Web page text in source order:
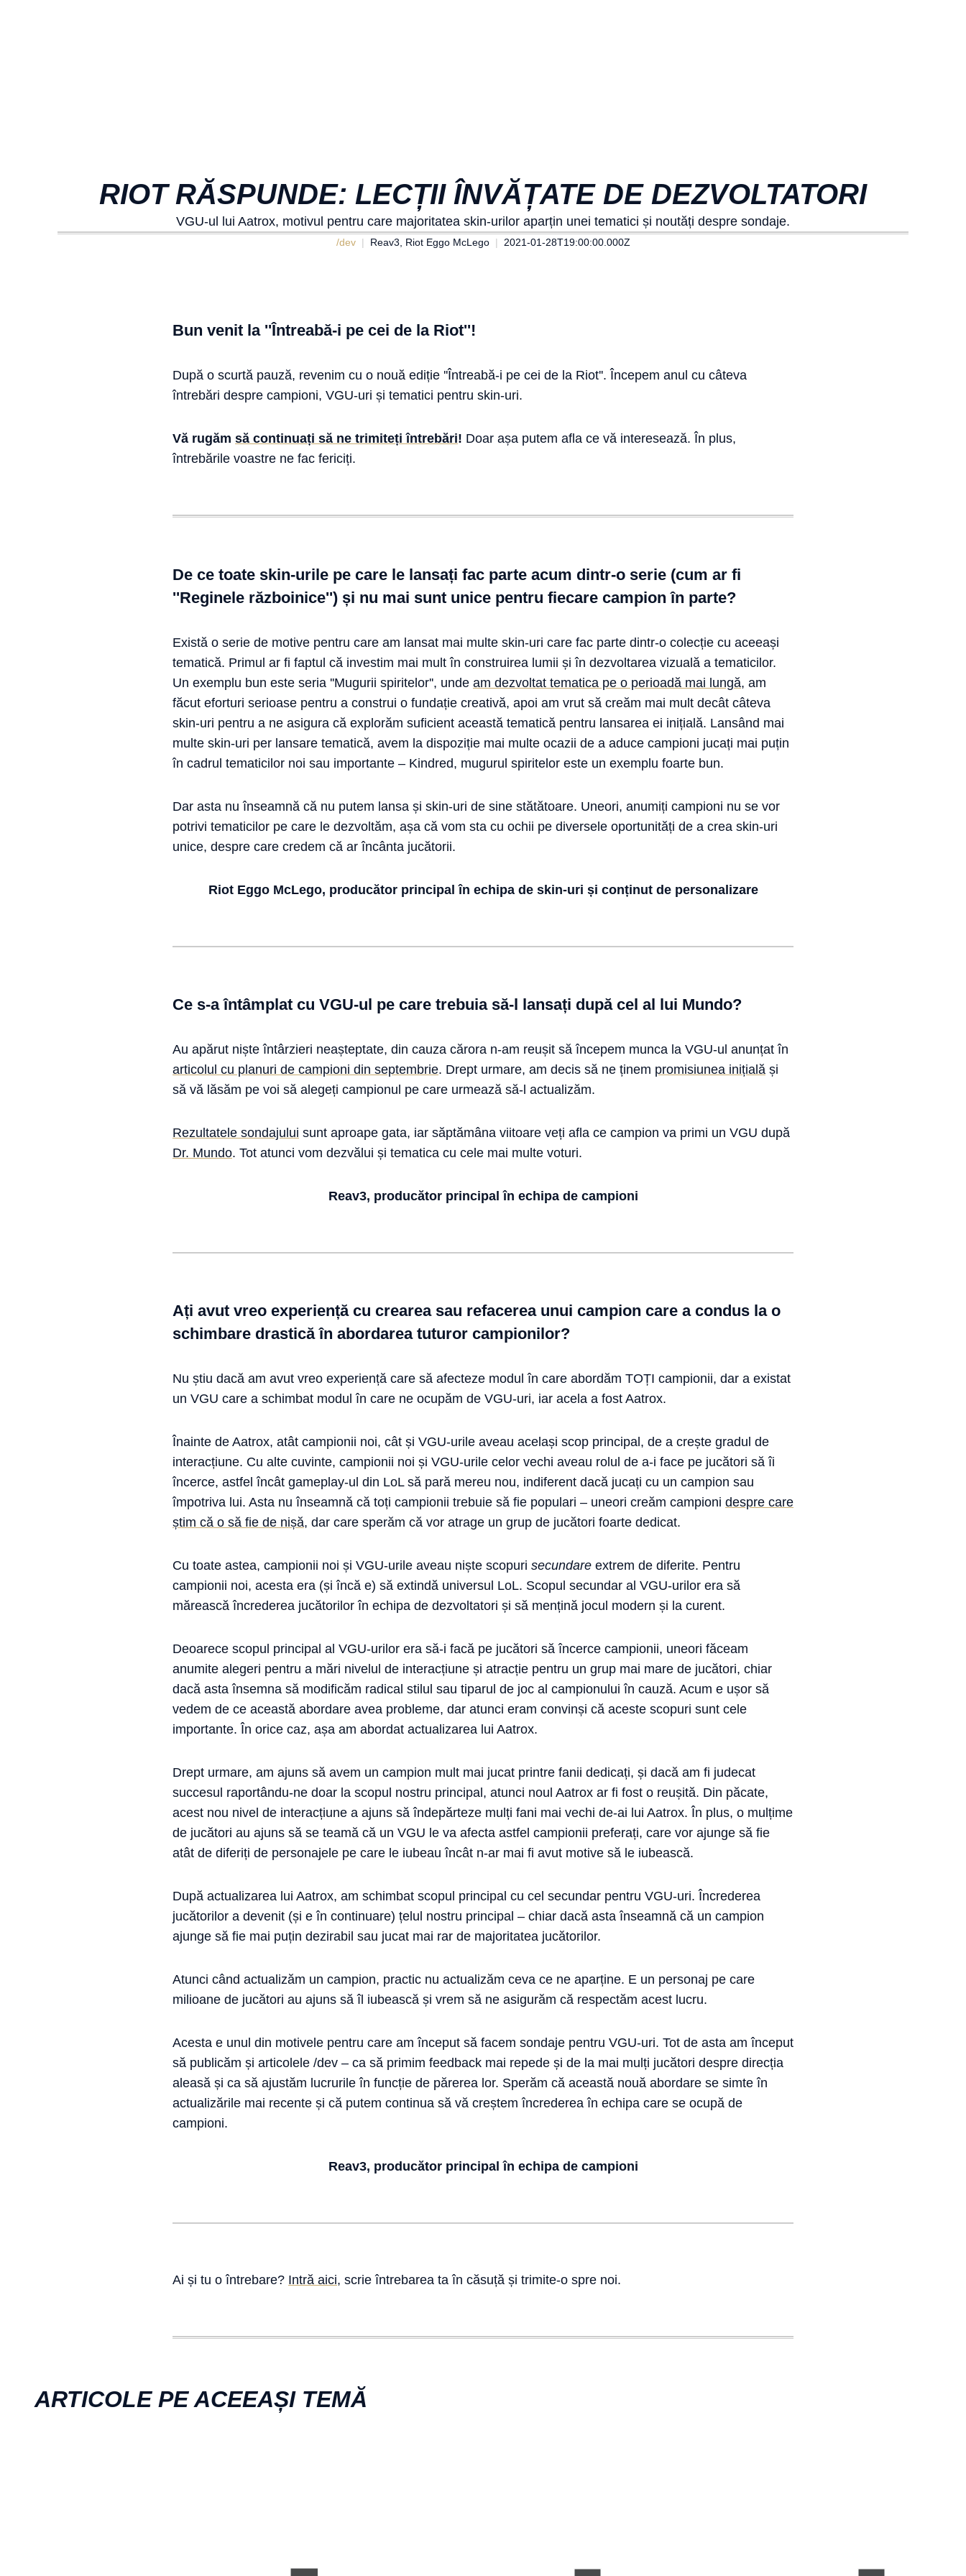
RIOT RĂSPUNDE: LECȚII ÎNVĂȚATE DE DEZVOLTATORI
VGU-ul lui Aatrox, motivul pentru care majoritatea skin-urilor aparțin unei tematici și noutăți despre sondaje.
/dev Reav3, Riot Eggo McLego 2021-01-28T19:00:00.000Z
Bun venit la ''Întreabă-i pe cei de la Riot''!
După o scurtă pauză, revenim cu o nouă ediție ''Întreabă-i pe cei de la Riot''. Începem anul cu câteva
întrebări despre campioni, VGU-uri și tematici pentru skin-uri.
Vă rugăm să continuați să ne trimiteți întrebări! Doar așa putem afla ce vă interesează. În plus,
întrebările voastre ne fac fericiți.
De ce toate skin-urile pe care le lansați fac parte acum dintr-o serie (cum ar fi
''Reginele războinice'') și nu mai sunt unice pentru fiecare campion în parte?
Există o serie de motive pentru care am lansat mai multe skin-uri care fac parte dintr-o colecție cu aceeași
tematică. Primul ar fi faptul că investim mai mult în construirea lumii și în dezvoltarea vizuală a tematicilor.
Un exemplu bun este seria ''Mugurii spiritelor'', unde am dezvoltat tematica pe o perioadă mai lungă, am
făcut eforturi serioase pentru a construi o fundație creativă, apoi am vrut să creăm mai mult decât câteva
skin-uri pentru a ne asigura că explorăm suficient această tematică pentru lansarea ei inițială. Lansând mai
multe skin-uri per lansare tematică, avem la dispoziție mai multe ocazii de a aduce campioni jucați mai puțin
în cadrul tematicilor noi sau importante – Kindred, mugurul spiritelor este un exemplu foarte bun.
Dar asta nu înseamnă că nu putem lansa și skin-uri de sine stătătoare. Uneori, anumiți campioni nu se vor
potrivi tematicilor pe care le dezvoltăm, așa că vom sta cu ochii pe diversele oportunități de a crea skin-uri
unice, despre care credem că ar încânta jucătorii.
Riot Eggo McLego, producător principal în echipa de skin-uri și conținut de personalizare
Ce s-a întâmplat cu VGU-ul pe care trebuia să-l lansați după cel al lui Mundo?
Au apărut niște întârzieri neașteptate, din cauza cărora n-am reușit să începem munca la VGU-ul anunțat în
articolul cu planuri de campioni din septembrie. Drept urmare, am decis să ne ținem promisiunea inițială și
să vă lăsăm pe voi să alegeți campionul pe care urmează să-l actualizăm.
Rezultatele sondajului sunt aproape gata, iar săptămâna viitoare veți afla ce campion va primi un VGU după
Dr. Mundo. Tot atunci vom dezvălui și tematica cu cele mai multe voturi.
Reav3, producător principal în echipa de campioni
Ați avut vreo experiență cu crearea sau refacerea unui campion care a condus la o
schimbare drastică în abordarea tuturor campionilor?
Nu știu dacă am avut vreo experiență care să afecteze modul în care abordăm TOȚI campionii, dar a existat
un VGU care a schimbat modul în care ne ocupăm de VGU-uri, iar acela a fost Aatrox.
Înainte de Aatrox, atât campionii noi, cât și VGU-urile aveau același scop principal, de a crește gradul de
interacțiune. Cu alte cuvinte, campionii noi și VGU-urile celor vechi aveau rolul de a-i face pe jucători să îi
încerce, astfel încât gameplay-ul din LoL să pară mereu nou, indiferent dacă jucați cu un campion sau
împotriva lui. Asta nu înseamnă că toți campionii trebuie să fie populari – uneori creăm campioni despre care
știm că o să fie de nișă, dar care sperăm că vor atrage un grup de jucători foarte dedicat.
Cu toate astea, campionii noi și VGU-urile aveau niște scopuri secundare extrem de diferite. Pentru
campionii noi, acesta era (și încă e) să extindă universul LoL. Scopul secundar al VGU-urilor era să
mărească încrederea jucătorilor în echipa de dezvoltatori și să mențină jocul modern și la curent.
Deoarece scopul principal al VGU-urilor era să-i facă pe jucători să încerce campionii, uneori făceam
anumite alegeri pentru a mări nivelul de interacțiune și atracție pentru un grup mai mare de jucători, chiar
dacă asta însemna să modificăm radical stilul sau tiparul de joc al campionului în cauză. Acum e ușor să
vedem de ce această abordare avea probleme, dar atunci eram convinși că aceste scopuri sunt cele
importante. În orice caz, așa am abordat actualizarea lui Aatrox.
Drept urmare, am ajuns să avem un campion mult mai jucat printre fanii dedicați, și dacă am fi judecat
succesul raportându-ne doar la scopul nostru principal, atunci noul Aatrox ar fi fost o reușită. Din păcate,
acest nou nivel de interacțiune a ajuns să îndepărteze mulți fani mai vechi de-ai lui Aatrox. În plus, o mulțime
de jucători au ajuns să se teamă că un VGU le va afecta astfel campionii preferați, care vor ajunge să fie
atât de diferiți de personajele pe care le iubeau încât n-ar mai fi avut motive să le iubească.
După actualizarea lui Aatrox, am schimbat scopul principal cu cel secundar pentru VGU-uri. Încrederea
jucătorilor a devenit (și e în continuare) țelul nostru principal – chiar dacă asta înseamnă că un campion
ajunge să fie mai puțin dezirabil sau jucat mai rar de majoritatea jucătorilor.
Atunci când actualizăm un campion, practic nu actualizăm ceva ce ne aparține. E un personaj pe care
milioane de jucători au ajuns să îl iubească și vrem să ne asigurăm că respectăm acest lucru.
Acesta e unul din motivele pentru care am început să facem sondaje pentru VGU-uri. Tot de asta am început
să publicăm și articolele /dev – ca să primim feedback mai repede și de la mai mulți jucători despre direcția
aleasă și ca să ajustăm lucrurile în funcție de părerea lor. Sperăm că această nouă abordare se simte în
actualizările mai recente și că putem continua să vă creștem încrederea în echipa care se ocupă de
campioni.
Reav3, producător principal în echipa de campioni
Ai și tu o întrebare? Intră aici, scrie întrebarea ta în căsuță și trimite-o spre noi.
ARTICOLE PE ACEEAȘI TEMĂ